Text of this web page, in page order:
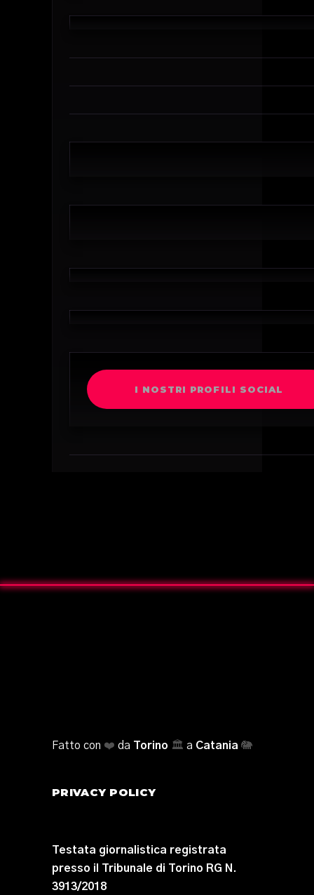
I NOSTRI PROFILI SOCIAL
Fatto con ❤️ da Torino 🏛️ a Catania 🐘
PRIVACY POLICY
Testata giornalistica registrata
presso il Tribunale di Torino RG N.
3913/2018